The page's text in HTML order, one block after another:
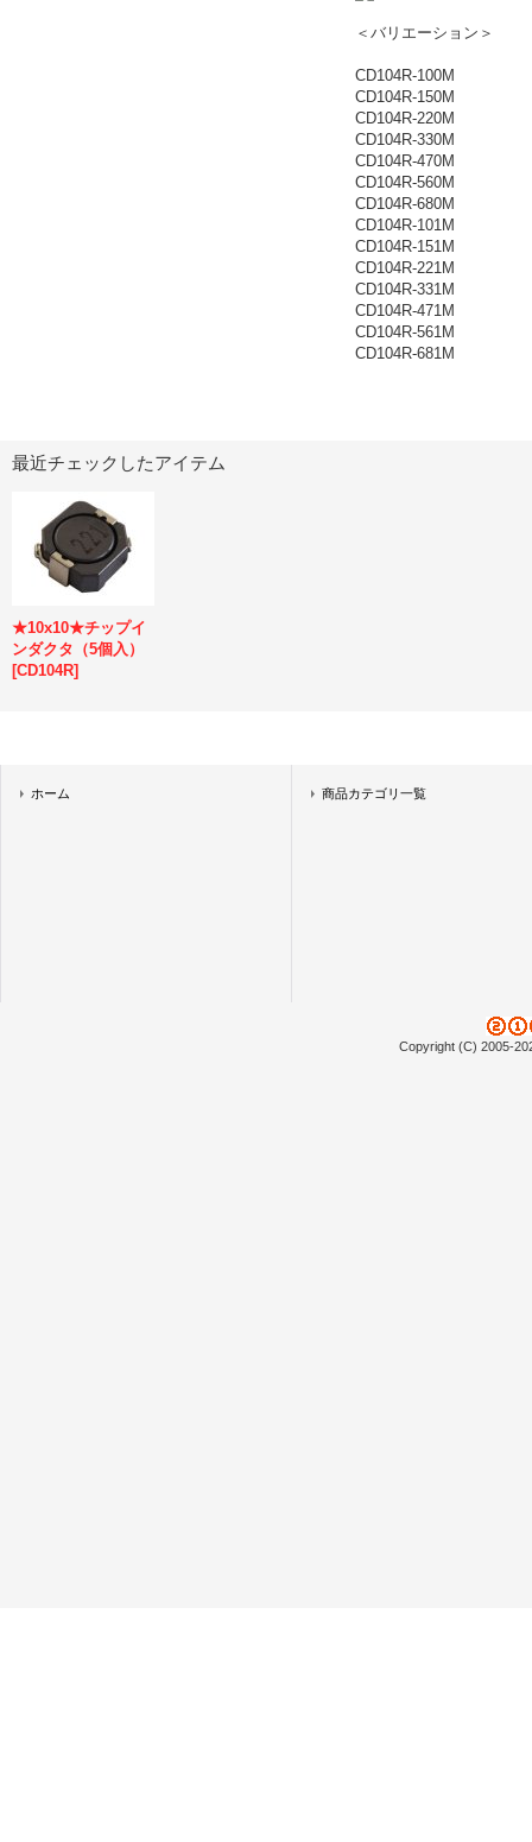
＜バリエーション＞
CD104R-100M
CD104R-150M
CD104R-220M
CD104R-330M
CD104R-470M
CD104R-560M
CD104R-680M
CD104R-101M
CD104R-151M
CD104R-221M
CD104R-331M
CD104R-471M
CD104R-561M
CD104R-681M
最近チェックしたアイテム
★10x10★チップイ
ンダクタ（5個入）
[CD104R]
ホーム 商品カテゴリ一覧
Copyright (C) 2005-